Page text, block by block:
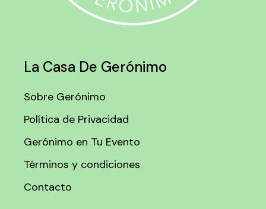
La Casa De Gerónimo
Sobre Gerónimo
Política de Privacidad
Gerónimo en Tu Evento
Términos y condiciones
Contacto